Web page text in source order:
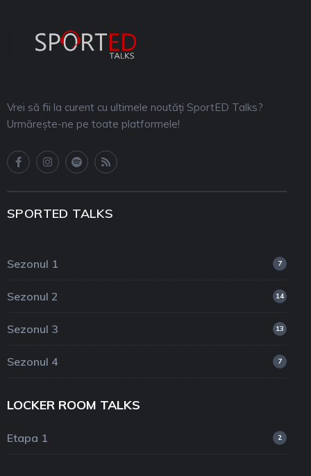
Vrei să fii la curent cu ultimele noutăți SportED Talks?
Urmărește-ne pe toate platformele!
SPORTED TALKS
Sezonul 1 7
Sezonul 2 14
Sezonul 3 13
Sezonul 4 7
LOCKER ROOM TALKS
Etapa 1 2